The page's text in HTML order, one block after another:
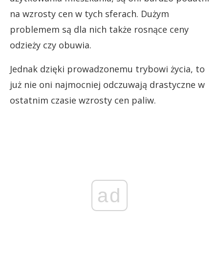
na wzrosty cen w tych sferach. Dużym
problemem są dla nich także rosnące ceny
odzieży czy obuwia.
Jednak dzięki prowadzonemu trybowi życia, to
już nie oni najmocniej odczuwają drastyczne w
ostatnim czasie wzrosty cen paliw.
ad